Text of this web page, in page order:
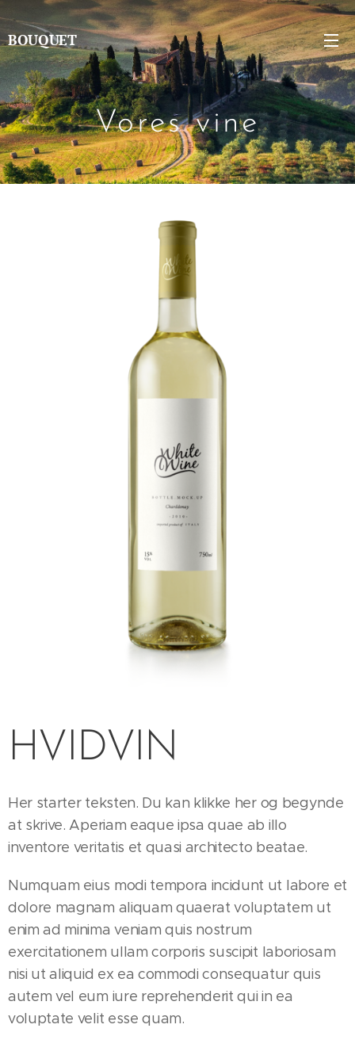
BOUQUET
Vores vine
HVIDVIN
Her starter teksten. Du kan klikke her og begynde
at skrive. Aperiam eaque ipsa quae ab illo
inventore veritatis et quasi architecto beatae.
Numquam eius modi tempora incidunt ut labore et
dolore magnam aliquam quaerat voluptatem ut
enim ad minima veniam quis nostrum
exercitationem ullam corporis suscipit laboriosam
nisi ut aliquid ex ea commodi consequatur quis
autem vel eum iure reprehenderit qui in ea
voluptate velit esse quam.